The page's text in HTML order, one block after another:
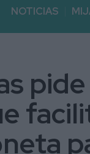
NOTICIAS